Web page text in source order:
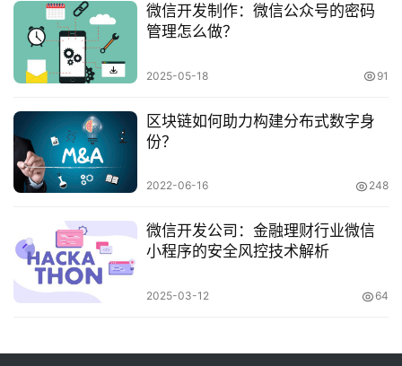
微信开发制作：微信公众号的密码
管理怎么做？
2025-05-18 91
区块链如何助力构建分布式数字身
份？
2022-06-16 248
微信开发公司：金融理财行业微信
小程序的安全风控技术解析
2025-03-12 64